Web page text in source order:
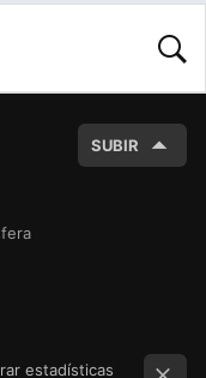
SUBIR
estadísticas